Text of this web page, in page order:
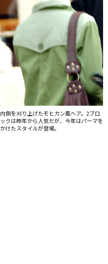
内側を刈り上げたモヒカン風ヘア。2ブロ
ックは昨年から人気だが、今年はパーマを
かけたスタイルが登場。